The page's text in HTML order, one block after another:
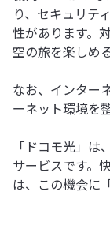
り、セキュリテ
性があります。
空の旅を楽しめ
なお、インター
ーネット環境を
「ドコモ光」
サービスです。
は、この機会に